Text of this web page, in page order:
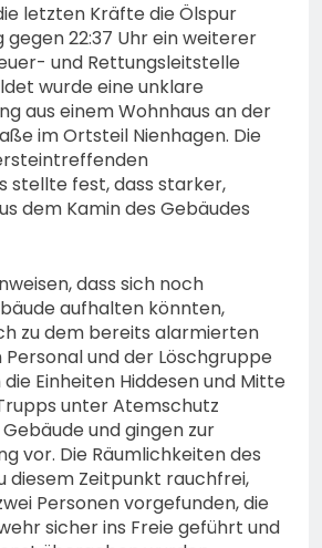
letzten Kräfte die Ölspur
gegen 22:37 Uhr ein weiterer
und Rettungsleitstelle
wurde eine unklare
aus einem Wohnhaus an der
im Ortsteil Nienhagen. Die
stellte fest, dass starker,
dem Kamin des Gebäudes
dass sich noch
aufhalten könnten,
zu dem bereits alarmierten
und der Löschgruppe
Einheiten Hiddesen und Mitte
unter Atemschutz
und gingen zur
vor. Die Räumlichkeiten des
diesem Zeitpunkt rauchfrei,
Personen vorgefunden, die
sicher ins Freie geführt und